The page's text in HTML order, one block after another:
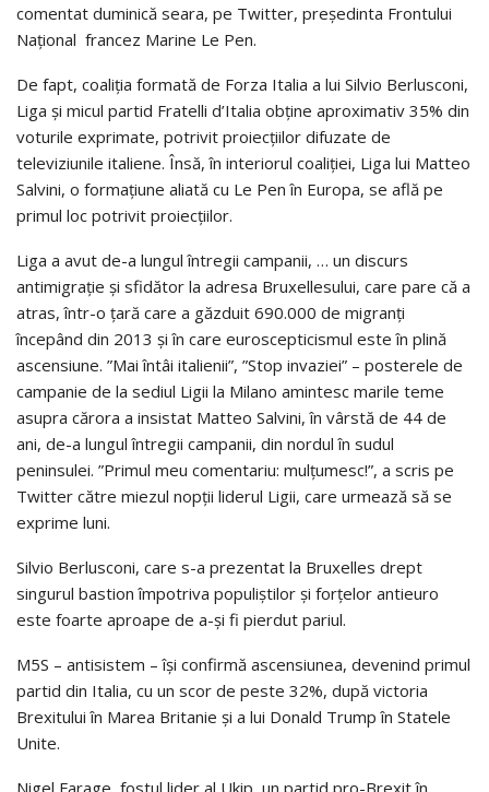
comentat duminică seara, pe Twitter, preşedinta Frontului
Naţional francez Marine Le Pen.
De fapt, coaliţia formată de Forza Italia a lui Silvio Berlusconi,
Liga şi micul partid Fratelli d’Italia obţine aproximativ 35% din
voturile exprimate, potrivit proiecţiilor difuzate de
televiziunile italiene. Însă, în interiorul coaliţiei, Liga lui Matteo
Salvini, o formaţiune aliată cu Le Pen în Europa, se află pe
primul loc potrivit proiecţiilor.
Liga a avut de-a lungul întregii campanii, … un discurs
antimigraţie şi sfidător la adresa Bruxellesului, care pare că a
atras, într-o ţară care a găzduit 690.000 de migranţi
începând din 2013 şi în care euroscepticismul este în plină
ascensiune. ”Mai întâi italienii”, ”Stop invaziei” – posterele de
campanie de la sediul Ligii la Milano amintesc marile teme
asupra cărora a insistat Matteo Salvini, în vârstă de 44 de
ani, de-a lungul întregii campanii, din nordul în sudul
peninsulei. ”Primul meu comentariu: mulţumesc!”, a scris pe
Twitter către miezul nopţii liderul Ligii, care urmează să se
exprime luni.
Silvio Berlusconi, care s-a prezentat la Bruxelles drept
singurul bastion împotriva populiştilor şi forţelor antieuro
este foarte aproape de a-şi fi pierdut pariul.
M5S – antisistem – îşi confirmă ascensiunea, devenind primul
partid din Italia, cu un scor de peste 32%, după victoria
Brexitului în Marea Britanie şi a lui Donald Trump în Statele
Unite.